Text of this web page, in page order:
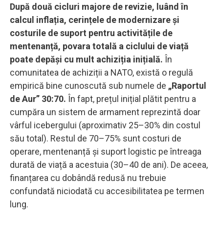
După două cicluri majore de revizie, luând în
calcul inflația, cerințele de modernizare și
costurile de suport pentru activitățile de
mentenanță, povara totală a ciclului de viață
poate depăși cu mult achiziția inițială. În
comunitatea de achiziții a NATO, există o regulă
empirică bine cunoscută sub numele de „Raportul
de Aur” 30:70. În fapt, prețul inițial plătit pentru a
cumpăra un sistem de armament reprezintă doar
vârful icebergului (aproximativ 25–30% din costul
său total). Restul de 70–75% sunt costuri de
operare, mentenanță și suport logistic pe întreaga
durată de viață a acestuia (30–40 de ani). De aceea,
finanțarea cu dobândă redusă nu trebuie
confundată niciodată cu accesibilitatea pe termen
lung.